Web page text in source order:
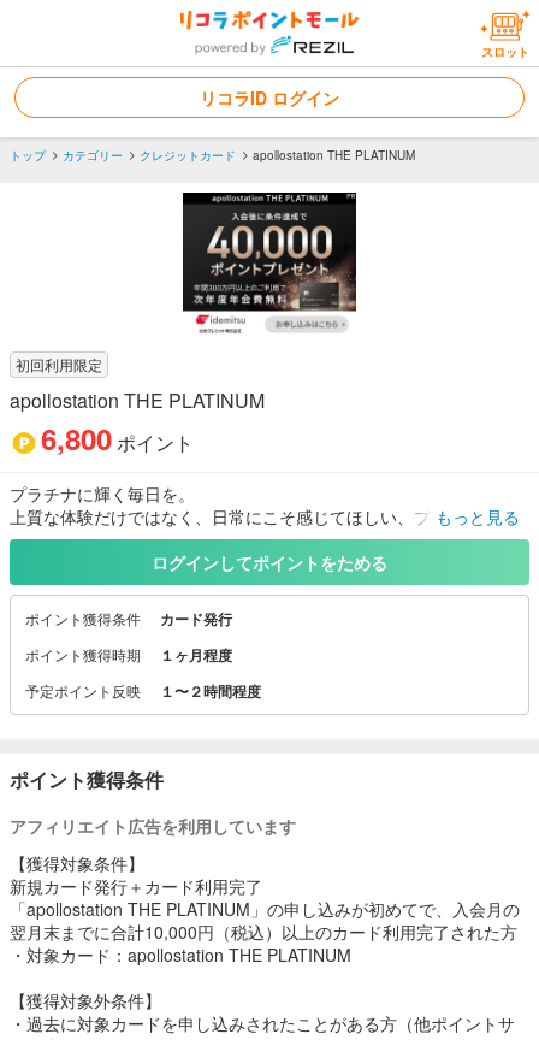
スロット
リコラID ログイン
トップ カテゴリー クレジットカード apollostation THE PLATINUM
初回利用限定
apollostation THE PLATINUM
6,800ポイント
プラチナに輝く毎日を。
上質な体験だけではなく、日常にこそ感じてほしい、プラチナの特
典
─ apollostation THE PLATINUM ─
……………………………………………………
【1】お得なガソリン割引サービス
apollostationでカードをご利用いただくとガソリン・軽油がずっとお
得！
【2】最高水準のポイント還元率
apollostation以外のお店のご利用で、ご利用金額1,000円につき12ポ
貯まったポイントは、お好きなアイテムと交換やご請求金額に充当
【3】プラチナカードでありながら、条件クリアで年会費無料
ショッピングご利用金額累計が年間300万円以上で、
次年度の年会費22,000円（税込）が無料！
【4】プラチナならではの上質な体験
145ヶ国、650を超える都市にある1,400ヶ所以上の空港ラウンジを
ご利用いただける
「プライオリティ・パス」に無料でご登録いただけます。
※ご利用回数は年間30回まで無料となります。（2026年8月3日以
降、ご利用回数は年間5回まで無料となります。）
もっと見る
ログインしてポイントをためる
ポイント獲得条件 カード発行
ポイント獲得時期 １ヶ月程度
予定ポイント反映 １〜２時間程度
ポイント獲得条件
アフィリエイト広告を利用しています
【獲得対象条件】
新規カード発行＋カード利用完了
「apollostation THE PLATINUM」の申し込みが初めてで、入会月の
翌月末までに合計10,000円（税込）以上のカード利用完了された方
・対象カード：apollostation THE PLATINUM
【獲得対象外条件】
・過去に対象カードを申し込みされたことがある方（他ポイントサ